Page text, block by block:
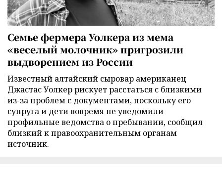
Семье фермера Уолкера из мема
«веселый молочник» пригрозили
выдворением из России
Известный алтайский сыровар американец
Джастас Уолкер рискует расстаться с близкими
из-за проблем с документами, поскольку его
супруга и дети вовремя не уведомили
профильные ведомства о пребывании, сообщил
близкий к правоохранительным органам
источник.